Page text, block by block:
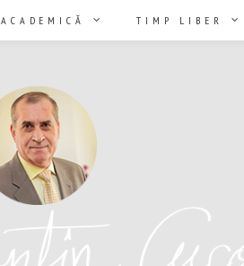
TIMP LIBER